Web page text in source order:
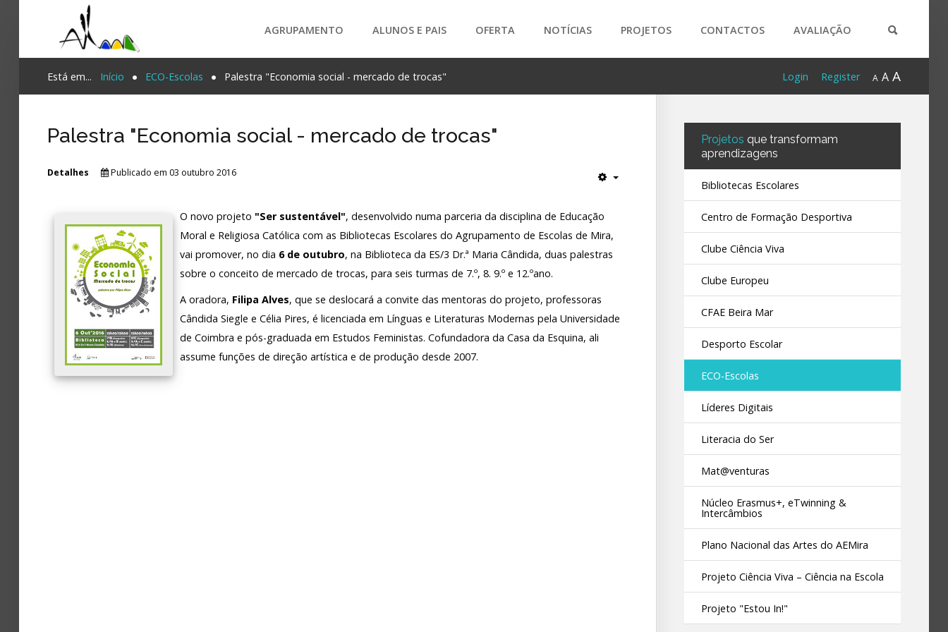
Login
AGRUPAMENTO ALUNOS E PAIS OFERTA NOTÍCIAS PROJETOS CONTACTOS AVALIAÇÃO
Está em... Início ECO-Escolas Palestra "Economia social - mercado de trocas" A A A
Register
Login
Palestra "Economia social - mercado de trocas"
Detalhes Publicado em 03 outubro 2016
O novo projeto "Ser sustentável", desenvolvido numa parceria da disciplina de Educação
Moral e Religiosa Católica com as Bibliotecas Escolares do Agrupamento de Escolas de Mira,
vai promover, no dia 6 de outubro, na Biblioteca da ES/3 Dr.ª Maria Cândida, duas palestras
sobre o conceito de mercado de trocas, para seis turmas de 7.º, 8. 9.º e 12.ºano.
A oradora, Filipa Alves, que se deslocará a convite das mentoras do projeto, professoras
Cândida Siegle e Célia Pires, é licenciada em Línguas e Literaturas Modernas pela Universidade
de Coimbra e pós-graduada em Estudos Feministas. Cofundadora da Casa da Esquina, ali
assume funções de direção artística e de produção desde 2007.
Projetosque transformam
aprendizagens
Bibliotecas Escolares
Centro de Formação Desportiva
Clube Ciência Viva
Clube Europeu
CFAE Beira Mar
Desporto Escolar
ECO-Escolas
Líderes Digitais
Literacia do Ser
Mat@venturas
Núcleo Erasmus+, eTwinning &
Intercâmbios
Plano Nacional das Artes do AEMira
Projeto Ciência Viva – Ciência na Escola
Projeto "Estou In!"